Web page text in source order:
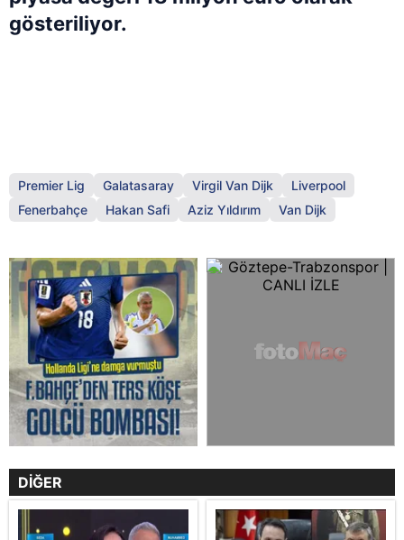
gösteriliyor.
Premier Lig Galatasaray Virgil Van Dijk
Liverpool
Fenerbahçe
Hakan Safi Aziz Yıldırım Van Dijk
DİĞER